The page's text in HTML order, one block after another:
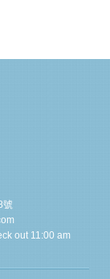
號
out 11:00 am